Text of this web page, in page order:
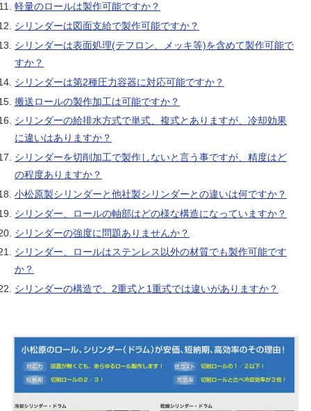
軽量のロールは製作可能ですか？
シリンダーは図面支給で製作可能ですか？
シリンダーは表面処理(テフロン、メッキ等)を含めて製作可能で
すか？
シリンダーは第2種圧力容器に対応可能ですか？
搬送ロールの製作加工は可能ですか？
シリンダーの給排水方式で単式、複式とありますが、冷却効果
に違いはありますか？
シリンダーを切削加工で製作しないと言う事ですが、精度はど
の程度ありますか？
小松原製シリンダーと他社製シリンダーとの違いは何ですか？
シリンダー、ロールの軸部はどの様な構造になっていますか？
シリンダーの強度に問題ありませんか？
シリンダー、ロールはステンレス以外の材質でも製作可能です
か？
シリンダーの構造で、2重式と1重式では違いがありますか？